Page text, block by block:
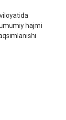
hajmi